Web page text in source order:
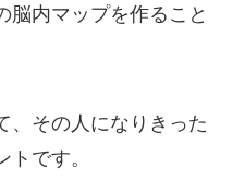
脳内マップを作ること
、その人になりきった
です。